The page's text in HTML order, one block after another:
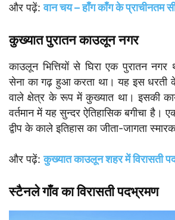
और पढ़ें:वान चय – हाँग काँग के प्राचीनतम
कुख्यात पुरातन काउलून नगर
काउलून भित्तियों से घिरा एक पुरातन
सेना का गढ़ हुआ करता था। यह इस
वाले क्षेत्र के रूप में कुख्यात था। इसकी
वर्तमान में यह सुन्दर ऐतिहासिक बगीचा है।
द्वीप के काले इतिहास का जीता-जागता
और पढ़ें:कुख्यात काउलून शहर में विरासती
स्टैनले गाँव का विरासती पदभ्रमण